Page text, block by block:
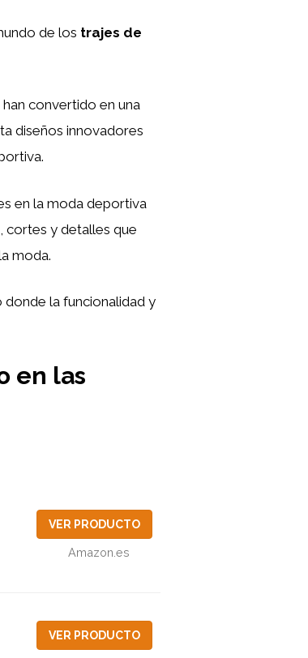
de los trajes de
convertido en una
diseños innovadores
en la moda deportiva
cortes y detalles que
moda.
donde la funcionalidad y
en las
VER PRODUCTO
Amazon.es
VER PRODUCTO